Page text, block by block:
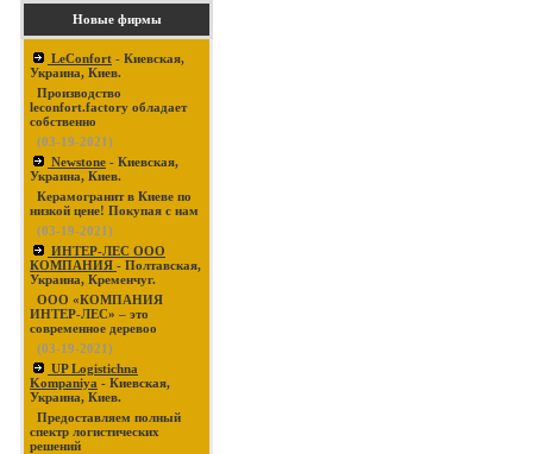
Новые фирмы
LeConfort - Киевская,
Украина, Киев.
Производство
leconfort.factory обладает
собственно
(03-19-2021)
Newstone - Киевская,
Украина, Киев.
Керамогранит в Киеве по
низкой цене! Покупая с нам
(03-19-2021)
ИНТЕР-ЛЕС ООО
КОМПАНИЯ - Полтавская,
Украина, Кременчуг.
ООО «КОМПАНИЯ
ИНТЕР-ЛЕС» – это
современное деревоо
(03-19-2021)
UP Logistichna
Kompaniya - Киевская,
Украина, Киев.
Предоставляем полный
спектр логистических
решений